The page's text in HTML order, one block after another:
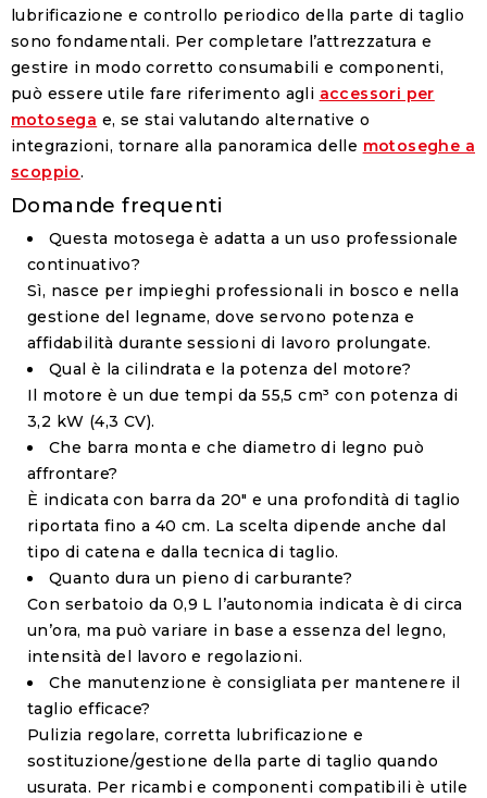
lubrificazione e controllo periodico della parte di taglio
sono fondamentali. Per completare l’attrezzatura e
gestire in modo corretto consumabili e componenti,
può essere utile fare riferimento agli accessori per
motosega e, se stai valutando alternative o
integrazioni, tornare alla panoramica delle motoseghe a
scoppio.
Domande frequenti
Questa motosega è adatta a un uso professionale
continuativo?
Sì, nasce per impieghi professionali in bosco e nella
gestione del legname, dove servono potenza e
affidabilità durante sessioni di lavoro prolungate.
Qual è la cilindrata e la potenza del motore?
Il motore è un due tempi da55,5 cm³ con potenza di
3,2 kW (4,3 CV).
Che barra monta e che diametro di legno può
affrontare?
È indicata con barra da 20" e una profondità di taglio
riportata fino a 40 cm. La scelta dipende anche dal
tipo di catena e dalla tecnica di taglio.
Quanto dura un pieno di carburante?
Con serbatoio da 0,9 L l’autonomia indicata è di circa
un’ora, ma può variare in base a essenza del legno,
intensità del lavoro e regolazioni.
Che manutenzione è consigliata per mantenere il
taglio efficace?
Pulizia regolare, corretta lubrificazione e
sostituzione/gestione della parte di taglio quando
usurata. Per ricambi e componenti compatibili è utile